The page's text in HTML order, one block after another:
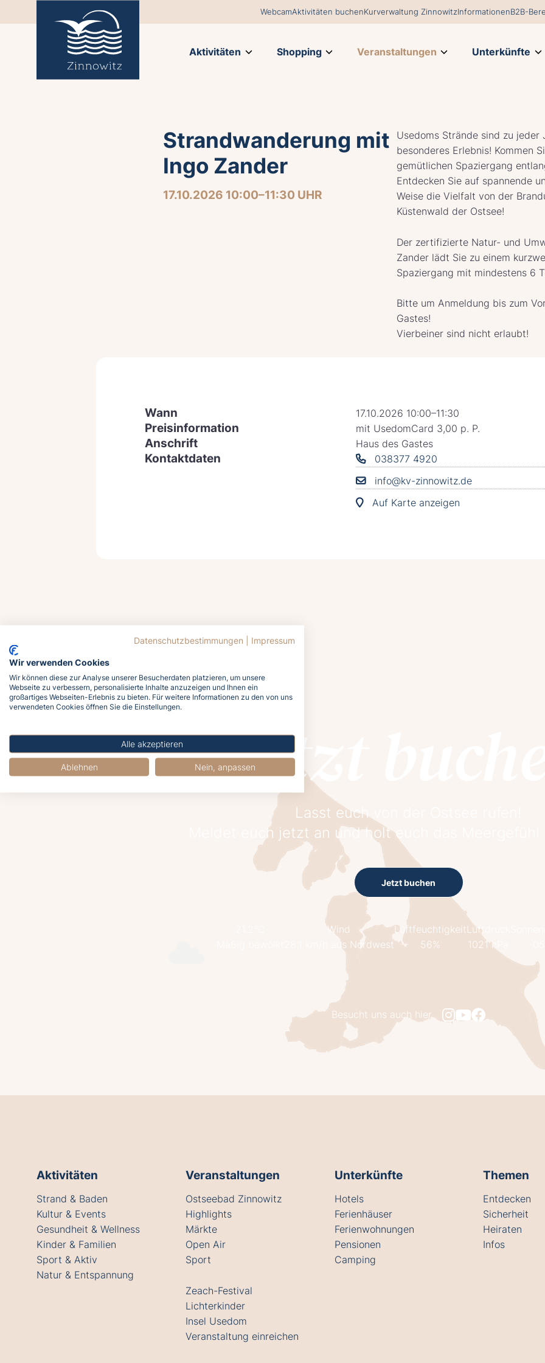
WebcamAktivitäten buchenKurverwaltung ZinnowitzInformationenB2B-
Aktivitäten Shopping Veranstaltungen Unterkünfte
17.10.2026 10:00–11:30 UHR
Strandwanderung mit
Ingo Zander
Usedoms Strände sind zu jeder
besonderes Erlebnis! Kommen
gemütlichen Spaziergang
Entdecken Sie auf spannende
Weise die Vielfalt von der
Küstenwald der Ostsee!
Der zertifizierte Natur- und
Zander lädt Sie zu einem
Spaziergang mit mindestens 6
Bitte um Anmeldung bis zum
Gastes!
Vierbeiner sind nicht erlaubt!
Wann 17.10.2026 10:00–11:30
Preisinformation mit UsedomCard 3,00 p. P.
Anschrift Haus des Gastes
Kontaktdaten
038377 4920
info@kv-zinnowitz.de
Auf Karte anzeigen
Jetzt
Lasst euch von der Ostsee rufen!
Meldet euch jetzt an und holt euch das Meergefühl
Jetzt buchen
Wind
28.1 km/h aus Nordwest
Luftfeuchtigkeit
56%
Luftdruck
1021 hPa
Besucht uns auch hier
Aktivitäten
Strand & Baden
Kultur & Events
Gesundheit & Wellness
Kinder & Familien
Sport & Aktiv
Natur & Entspannung
Veranstaltungen
Ostseebad Zinnowitz
Highlights
Märkte
Open Air
Sport
Zeach-Festival
Lichterkinder
Insel Usedom
Veranstaltung einreichen
Unterkünfte
Hotels
Ferienhäuser
Ferienwohnungen
Pensionen
Camping
Themen
Entdecken
Sicherheit
Heiraten
Infos
Datenschutzbestimmungen Impressum
Wir verwenden Cookies
Wir können diese zur Analyse unserer Besucherdaten platzieren, um unsere
Webseite zu verbessern, personalisierte Inhalte anzuzeigen und Ihnen ein
großartiges Webseiten-Erlebnis zu bieten. Für weitere Informationen zu den von uns
verwendeten Cookies öffnen Sie die Einstellungen.
Alle akzeptieren
Ablehnen Nein, anpassen